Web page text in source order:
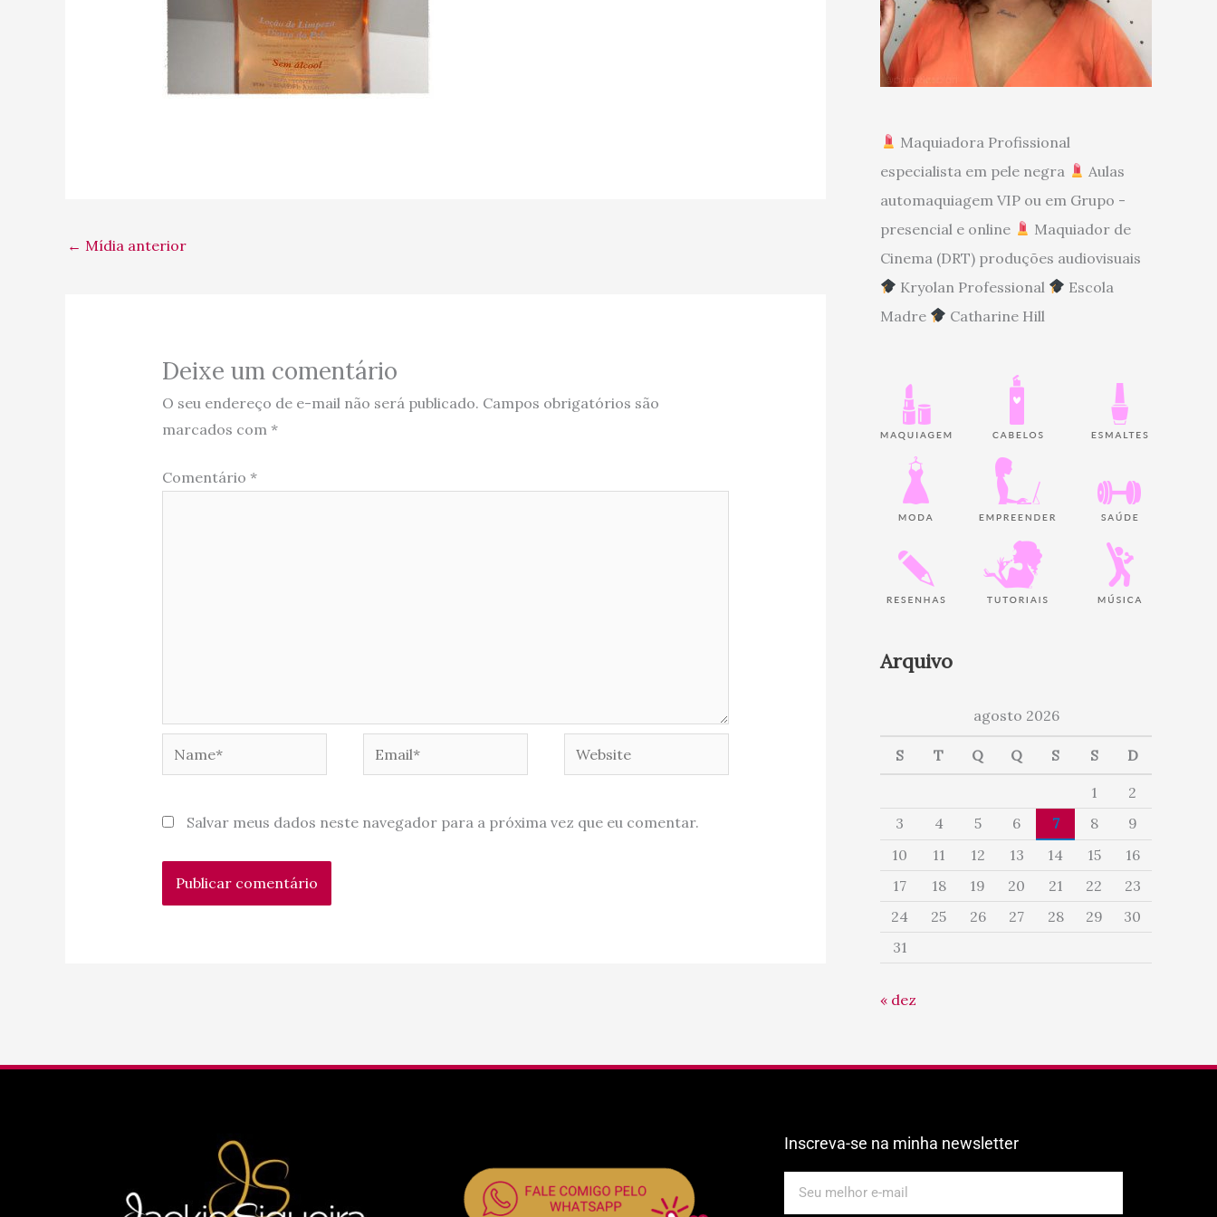
← Mídia anterior
Deixe um comentário
O seu endereço de e-mail não será publicado. Campos obrigatórios são
marcados com *
Comentário *
Website
Salvar meus dados neste navegador para a próxima vez que eu comentar.
Maquiadora Profissional
especialista em pele negra
Aulas
automaquiagem VIP ou em Grupo -
presencial e online
Maquiador de
Cinema (DRT) produções audiovisuais
Kryolan Professional
Escola
Madre
Catharine Hill
Arquivo
agosto 2026
S T Q Q S S D
1
2
3
4 5 6 7 8
9
10
11 12 13 14 15
16
17
18 19 20 21 22
23
24
25 26 27 28 29
30
31
« dez
Inscreva-se na minha newsletter